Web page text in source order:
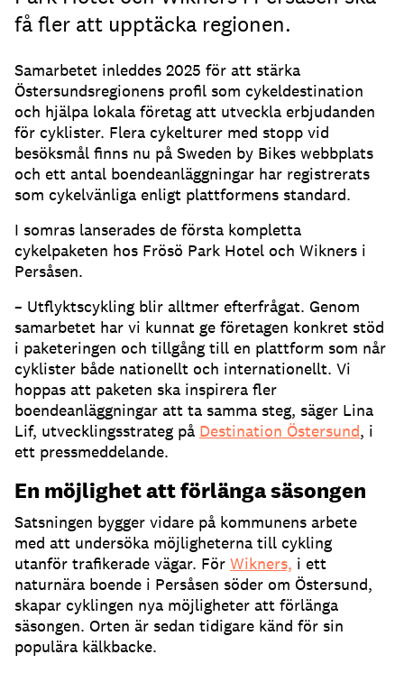
få fler att upptäcka regionen.
Samarbetet inleddes 2025 för att stärka
Östersundsregionens profil som cykeldestination
och hjälpa lokala företag att utveckla erbjudanden
för cyklister. Flera cykelturer med stopp vid
besöksmål finns nu på Sweden by Bikes webbplats
och ett antal boendeanläggningar har registrerats
som cykelvänliga enligt plattformens standard.
I somras lanserades de första kompletta
cykelpaketen hos Frösö Park Hotel och Wikners i
Persåsen.
– Utflyktscykling blir alltmer efterfrågat. Genom
samarbetet har vi kunnat ge företagen konkret stöd
i paketeringen och tillgång till en plattform som når
cyklister både nationellt och internationellt. Vi
hoppas att paketen ska inspirera fler
boendeanläggningar att ta samma steg, säger Lina
Lif, utvecklingsstrateg på Destination Östersund, i
ett pressmeddelande.
En möjlighet att förlänga säsongen
Satsningen bygger vidare på kommunens arbete
med att undersöka möjligheterna till cykling
utanför trafikerade vägar. För Wikners, i ett
naturnära boende i Persåsen söder om Östersund,
skapar cyklingen nya möjligheter att förlänga
säsongen. Orten är sedan tidigare känd för sin
populära kälkbacke.